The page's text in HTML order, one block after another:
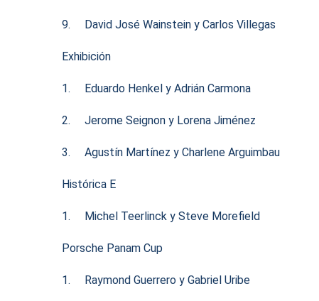
9. David José Wainstein y Carlos Villegas
Exhibición
1. Eduardo Henkel y Adrián Carmona
2. Jerome Seignon y Lorena Jiménez
3. Agustín Martínez y Charlene Arguimbau
Histórica E
1. Michel Teerlinck y Steve Morefield
Porsche Panam Cup
1. Raymond Guerrero y Gabriel Uribe